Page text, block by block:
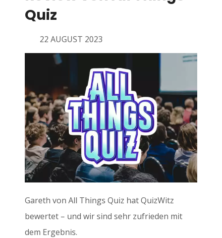
Quiz
22 AUGUST 2023
Gareth von All Things Quiz hat QuizWitz
bewertet – und wir sind sehr zufrieden mit
dem Ergebnis.